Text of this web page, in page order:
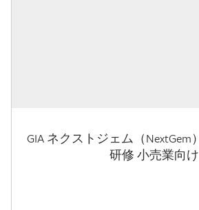
GIA ネクストジェム（
研修 小売業向け